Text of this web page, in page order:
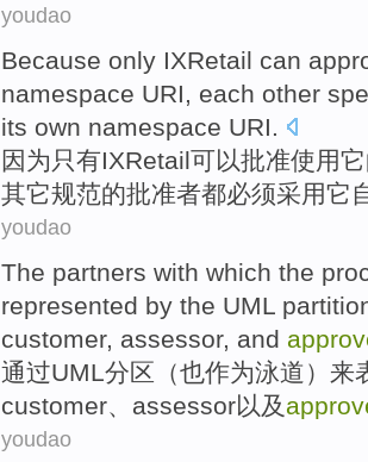
youdao
Because only IXRetail can
namespace URI, each other
its own namespace URI.
因为 只有IXRetail可以批准使用它
其它规范的批准者都必须采用它
youdao
The partners with which the
represented by the UML
customer, assessor, and
通过UML 分区 （也作为泳道 ）来
customer
assessor以及
youdao